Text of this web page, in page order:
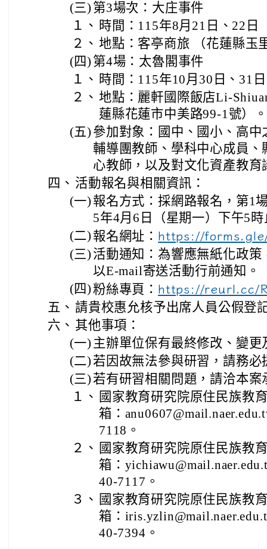
(三) 第3場次：大庄事件
１、 時間：115年8月21日、22日
２、 地點：客亭商旅 （花蓮縣玉
(四) 第4場：太魯閣事件
１、 時間：115年10月30日、31
２、 地點：麗軒國際飯店Li-
蓮縣花蓮市中美路99-1號）。
(五) 參加對象：國中、國小、高
輔導團教師、學科中心成員
心教師，以及對文化資產教
四、 活動報名與相關資訊：
(一) 報名方式：採網路報名，第1
5年4月6日（星期一）下午5
(二) 報名網址： https://
(三) 活動通知：為響應無紙化政
以E-mail寄送活動行前通知。
(四)粉絲專頁： https://reurl.cc/
五、 請貴校惠允核予出席人員公假登
六、 其他事項：
(一) 主辦單位保有最終修改、變
(二) 若因故無法參與研習，請務必
(三) 若有研習相關問題，請洽本案
１、 國家教育研究院原住民族教
箱：
7118。
２、 國家教育研究院原住民族教
箱：
40-7117。
３、 國家教育研究院原住民族教
箱：
40-7394。